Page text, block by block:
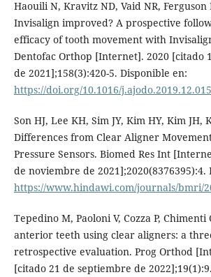
Haouili N, Kravitz ND, Vaid NR, Ferguson
Invisalign improved? A prospective
efficacy of tooth movement with
Dentofac Orthop [Internet]. 2020 [citado
de 2021];158(3):420-5. Disponible en:
https://doi.org/10.1016/j.ajodo.2019.12.015
Son HJ, Lee KH, Sim JY, Kim HY, Kim JH,
Differences from Clear Aligner
Pressure Sensors. Biomed Res Int
de noviembre de 2021];2020(8376395):4.
https://www.hindawi.com/journals/bmri/
Tepedino M, Paoloni V, Cozza P,
anterior teeth using clear aligners: a
retrospective evaluation. Prog Orthod
[citado 21 de septiembre de